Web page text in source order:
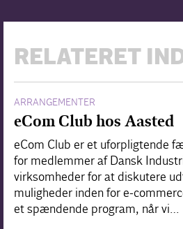
RELATERET
ARRANGEMENTER
eCom Club hos Aasted
eCom Club er et uforpligtende
for medlemmer af Dansk
virksomheder for at diskutere
muligheder inden for e-
et spændende program, når vi…